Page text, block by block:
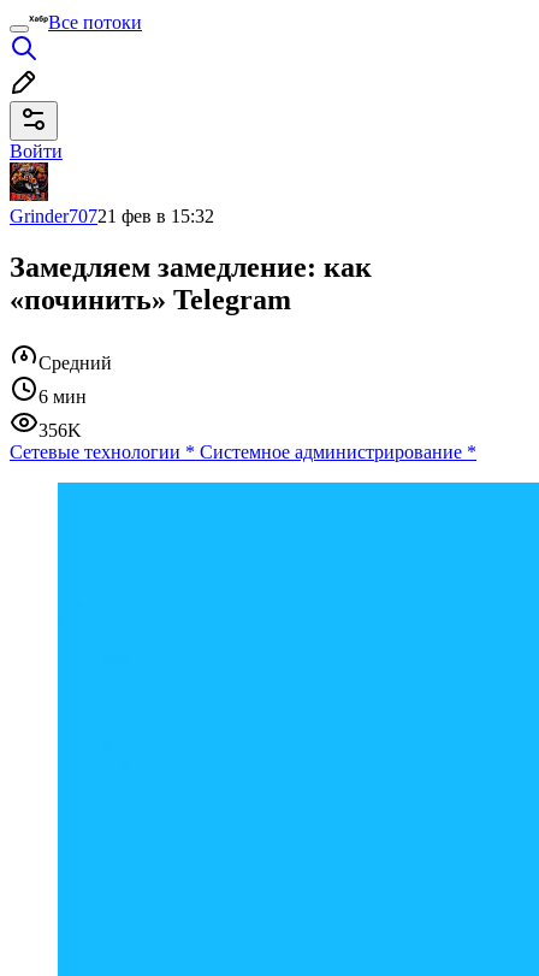
Все потоки
Войти
Grinder70721 фев в 15:32
Замедляем замедление: как
«починить» Telegram
Средний
6 мин
356K
Сетевые технологии * Системное администрирование *